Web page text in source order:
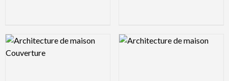
Logo Preview Image Logo Preview Image